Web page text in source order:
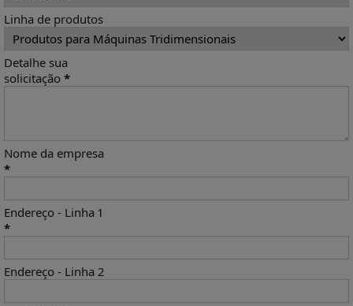
Linha de produtos
Detalhe sua
solicitação *
Nome da empresa
*
Endereço - Linha 1
*
Endereço - Linha 2